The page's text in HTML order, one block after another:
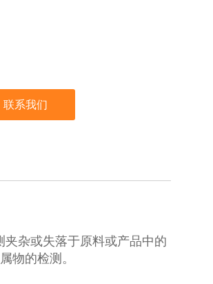
联系我们
杂或失落于原料或产品中的
物的检测。